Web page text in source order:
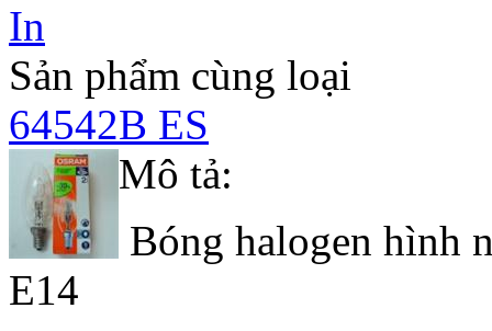
In
Sản phẩm cùng loại
64542B ES
Mô tả:
Bóng halogen hình
E14